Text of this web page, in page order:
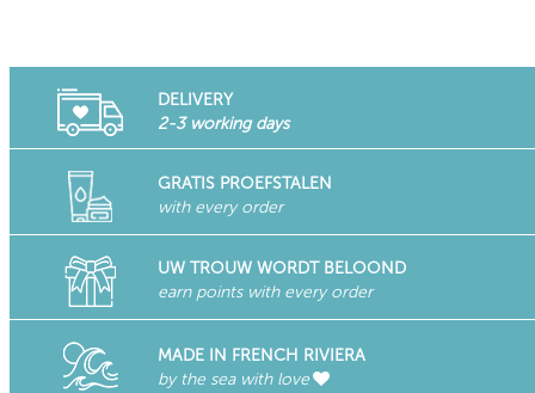
DELIVERY
2-3 working days
GRATIS PROEFSTALEN
with every order
UW TROUW WORDT BELOOND
earn points with every order
MADE IN FRENCH RIVIERA
by the sea with love